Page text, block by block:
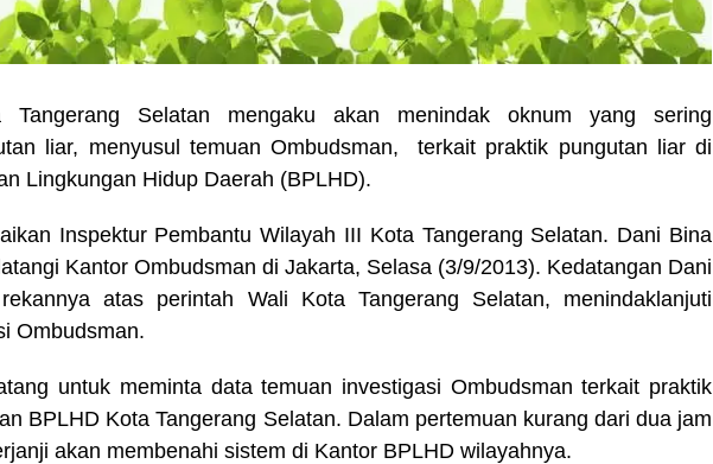
Tangerang Selatan mengaku akan menindak oknum yang sering
liar, menyusul temuan Ombudsman, terkait praktik pungutan liar di
Lingkungan Hidup Daerah (BPLHD).
Inspektur Pembantu Wilayah III Kota Tangerang Selatan. Dani Bina
Kantor Ombudsman di Jakarta, Selasa (3/9/2013). Kedatangan Dani
atas perintah Wali Kota Tangerang Selatan, menindaklanjuti
Ombudsman.
untuk meminta data temuan investigasi Ombudsman terkait praktik
BPLHD Kota Tangerang Selatan. Dalam pertemuan kurang dari dua jam
akan membenahi sistem di Kantor BPLHD wilayahnya.